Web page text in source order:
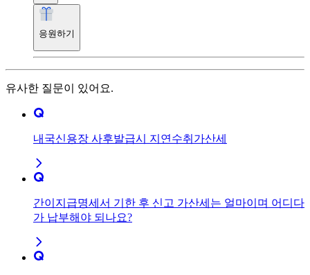
응원하기
유사한 질문이 있어요.
내국신용장 사후발급시 지연수취가산세
간이지급명세서 기한 후 신고 가산세는 얼마이며 어디다
가 납부해야 되나요?